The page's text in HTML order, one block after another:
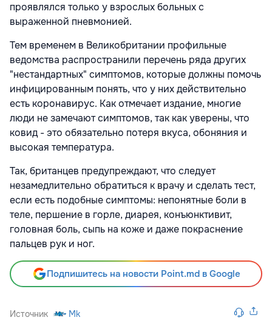
проявлялся только у взрослых больных с
выраженной пневмонией.
Тем временем в Великобритании профильные
ведомства распространили перечень ряда других
"нестандартных" симптомов, которые должны помочь
инфицированным понять, что у них действительно
есть коронавирус. Как отмечает издание, многие
люди не замечают симптомов, так как уверены, что
ковид - это обязательно потеря вкуса, обоняния и
высокая температура.
Так, британцев предупреждают, что следует
незамедлительно обратиться к врачу и сделать тест,
если есть подобные симптомы: непонятные боли в
теле, першение в горле, диарея, конъюнктивит,
головная боль, сыпь на коже и даже покраснение
пальцев рук и ног.
Подпишитесь на новости Point.md в Google
Источник Mk